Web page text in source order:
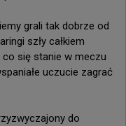
grali tak dobrze od
szły całkiem
co się stanie w meczu
uczucie zagrać
do